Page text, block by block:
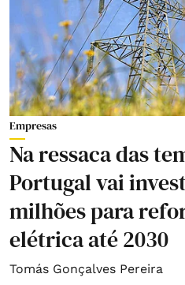
Empresas
Na ressaca das
Portugal vai
milhões para
elétrica até 2030
Tomás Gonçalves Pereira